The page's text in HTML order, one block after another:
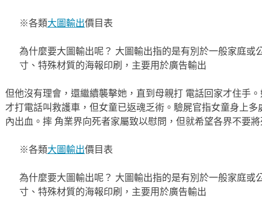
※各類大圖輸出價目表
為什麼要大圖輸出呢？ 大圖輸出指的是有別於一般家庭或
寸、特殊材質的海報印刷，主要用於廣告輸出
但他沒有理會，還繼續襲擊她，直到母親打 電話回家才住手
才打電話叫救護車，但女童已返魂乏術。驗屍官指女童身上
內出血。摔 角業界向死者家屬致以慰問，但就希望各界不要
※各類大圖輸出價目表
為什麼要大圖輸出呢？ 大圖輸出指的是有別於一般家庭或
寸、特殊材質的海報印刷，主要用於廣告輸出